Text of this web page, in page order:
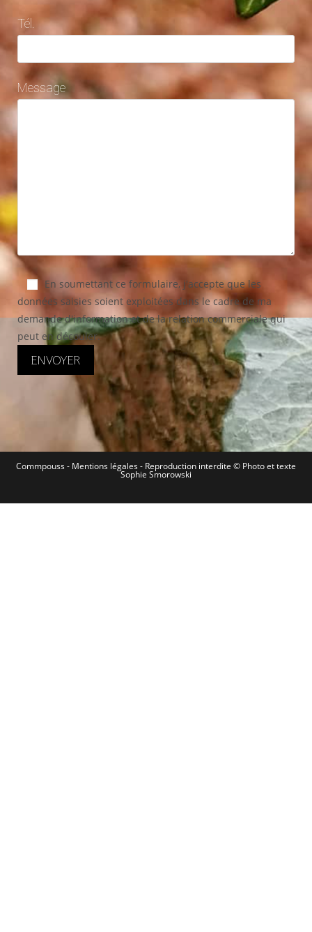
Tél.
Message
En soumettant ce formulaire, j'accepte que les
données saisies soient exploitées dans le cadre de ma
demande d'information et de la relation commerciale qui
peut en découler.
Commpouss - Mentions légales- Reproduction interdite © Photo et texte
Sophie Smorowski